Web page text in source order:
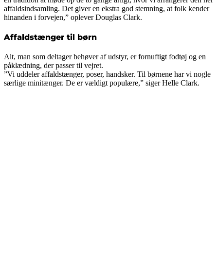
affaldsindsamling. Det giver en ekstra god stemning, at folk kender
hinanden i forvejen,” oplever Douglas Clark.
Affaldstænger til børn
Alt, man som deltager behøver af udstyr, er fornuftigt fodtøj og en
påklædning, der passer til vejret.
”Vi uddeler affaldstænger, poser, handsker. Til børnene har vi nogle
særlige minitænger. De er vældigt populære,” siger Helle Clark.